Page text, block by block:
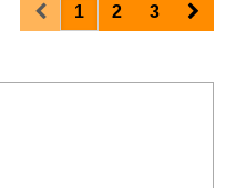
Prev1 2 3